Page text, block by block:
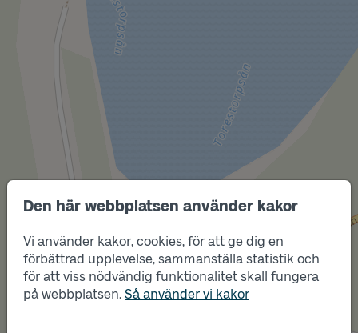
Den här webbplatsen använder kakor
Vi använder kakor, cookies, för att ge dig en
förbättrad upplevelse, sammanställa statistik och
för att viss nödvändig funktionalitet skall fungera
på webbplatsen. Så använder vi kakor
Läge
B